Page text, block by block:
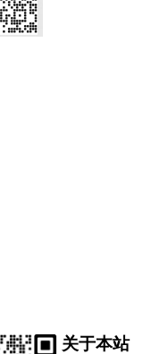
关于本站